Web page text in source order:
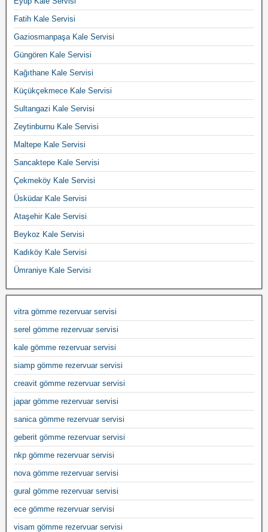
Fatih Kale Servisi
Gaziosmanpaşa Kale Servisi
Güngören Kale Servisi
Kağıthane Kale Servisi
Küçükçekmece Kale Servisi
Sultangazi Kale Servisi
Zeytinburnu Kale Servisi
Maltepe Kale Servisi
Sancaktepe Kale Servisi
Çekmeköy Kale Servisi
Üsküdar Kale Servisi
Ataşehir Kale Servisi
Beykoz Kale Servisi
Kadıköy Kale Servisi
Ümraniye Kale Servisi
vitra gömme rezervuar servisi
serel gömme rezervuar servisi
kale gömme rezervuar servisi
siamp gömme rezervuar servisi
creavit gömme rezervuar servisi
japar gömme rezervuar servisi
sanica gömme rezervuar servisi
geberit gömme rezervuar servisi
nkp gömme rezervuar servisi
nova gömme rezervuar servisi
gural gömme rezervuar servisi
ece gömme rezervuar servisi
visam gömme rezervuar servisi